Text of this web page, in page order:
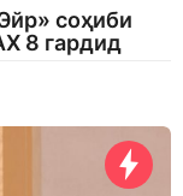
соҳиби
8 гардид